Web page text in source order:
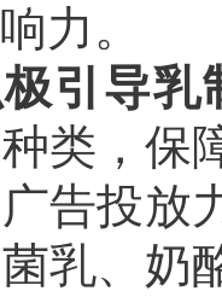
力。
极引导
类，保
告投放
乳、奶